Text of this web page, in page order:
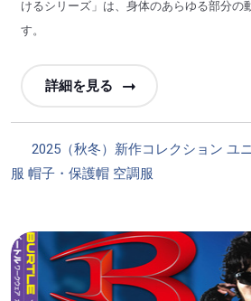
けるシリーズ」は、身体のあらゆる部分の
す。
詳細を見る
カ
テ
ー
2025（秋冬）新作コレクション ユ
服 帽子・保護帽 空調服